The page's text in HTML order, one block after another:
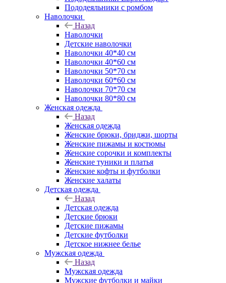
Пододеяльники с ромбом
Наволочки
Назад
Наволочки
Детские наволочки
Наволочки 40*40 см
Наволочки 40*60 см
Наволочки 50*70 см
Наволочки 60*60 см
Наволочки 70*70 см
Наволочки 80*80 см
Женская одежда
Назад
Женская одежда
Женские брюки, бриджи, шорты
Женские пижамы и костюмы
Женские сорочки и комплекты
Женские туники и платья
Женские кофты и футболки
Женские халаты
Детская одежда
Назад
Детская одежда
Детские брюки
Детские пижамы
Детские футболки
Детское нижнее белье
Мужская одежда
Назад
Мужская одежда
Мужские футболки и майки